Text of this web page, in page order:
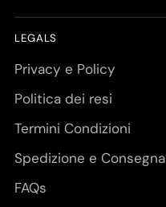
LEGALS
Privacy e Policy
Politica dei resi
Termini Condizioni
Spedizione e Consegna
FAQs